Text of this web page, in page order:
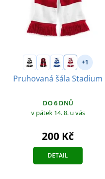
+1
Pruhovaná šála Stadium
DO 6 DNŮ
v pátek 14. 8. u vás
200 Kč
DETAIL